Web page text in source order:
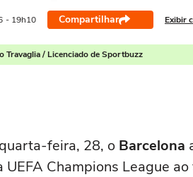
- 19h10 Compartilhar Exibir
Travaglia / Licenciado de Sportbuzz
feira, 28, o Barcelona
UEFA Champions League ao